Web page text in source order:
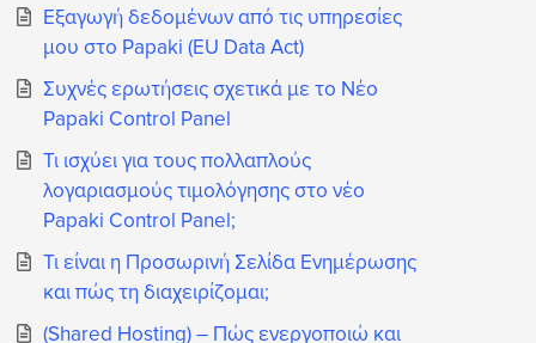
Εξαγωγή δεδομένων από τις υπηρεσίες
μου στο Papaki (EU Data Act)
Συχνές ερωτήσεις σχετικά με το Νέο
Papaki Control Panel
Τι ισχύει για τους πολλαπλούς
λογαριασμούς τιμολόγησης στο νέο
Papaki Control Panel;
Τι είναι η Προσωρινή Σελίδα Ενημέρωσης
και πώς τη διαχειρίζομαι;
(Shared Hosting) – Πώς ενεργοποιώ και